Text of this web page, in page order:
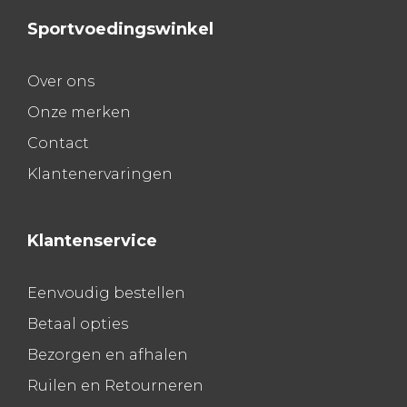
Sportvoedingswinkel
Over ons
Onze merken
Contact
Klantenervaringen
Klantenservice
Eenvoudig bestellen
Betaal opties
Bezorgen en afhalen
Ruilen en Retourneren